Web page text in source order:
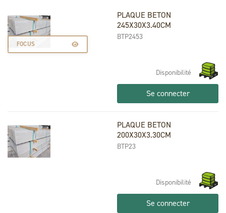
FOCUS
PLAQUE BETON
245X30X3.40CM
BTP2453
Disponibilité
Se connecter
PLAQUE BETON
200X30X3.30CM
BTP23
Disponibilité
Se connecter